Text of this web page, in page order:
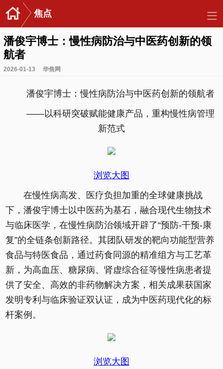
焦点
潘俊宇博士：慢性病防治与中医药创新的领
航者
2026-01-13 华焦网
潘俊宇博士：慢性病防治与中医药创新的领航者
——以科研突破赋能健康产品，重构慢性病管理
新范式
浏览大图
在慢性病高发、医疗负担加重的全球健康挑战
下，潘俊宇博士以中医药为基石，融合现代生物技术
与临床医学，在慢性病防治领域开辟了“预防-干预-康
复”的全链条创新路径。其团队研发的靶向功能型营养
食品与特医食品，通过药食同源的精准组方与工艺革
新，为高血压、糖尿病、肾虚综合征等慢性病患者提
供了安全、高效的非药物解决方案，相关成果获国家
发明专利与临床验证双认证，成为中医药现代化的标
杆案例。
浏览大图